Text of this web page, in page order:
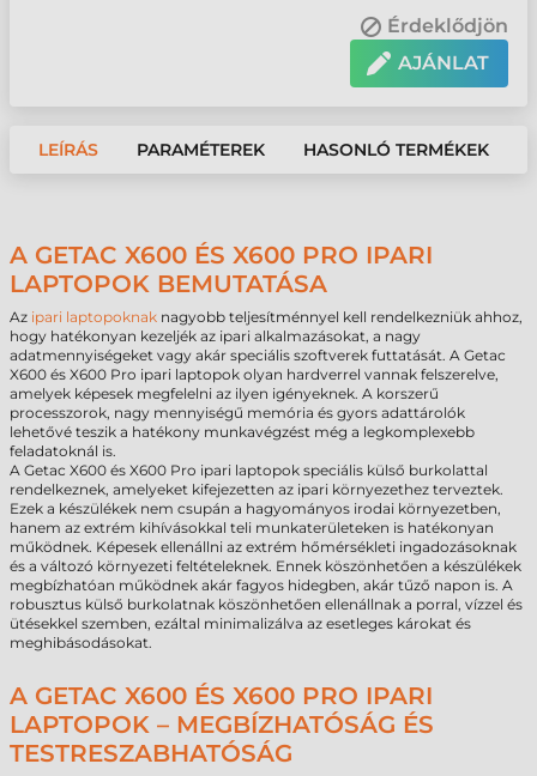
Érdeklődjön
AJÁNLAT
LEÍRÁS PARAMÉTEREK HASONLÓ TERMÉKEK
A GETAC X600 ÉS X600 PRO IPARI
LAPTOPOK BEMUTATÁSA
Az ipari laptopoknak nagyobb teljesítménnyel kell rendelkezniük ahhoz,
hogy hatékonyan kezeljék az ipari alkalmazásokat, a nagy
adatmennyiségeket vagy akár speciális szoftverek futtatását. A Getac
X600 és X600 Pro ipari laptopok olyan hardverrel vannak felszerelve,
amelyek képesek megfelelni az ilyen igényeknek. A korszerű
processzorok, nagy mennyiségű memória és gyors adattárolók
lehetővé teszik a hatékony munkavégzést még a legkomplexebb
feladatoknál is.
A Getac X600 és X600 Pro ipari laptopok speciális külső burkolattal
rendelkeznek, amelyeket kifejezetten az ipari környezethez terveztek.
Ezek a készülékek nem csupán a hagyományos irodai környezetben,
hanem az extrém kihívásokkal teli munkaterületeken is hatékonyan
működnek. Képesek ellenállni az extrém hőmérsékleti ingadozásoknak
és a változó környezeti feltételeknek. Ennek köszönhetően a készülékek
megbízhatóan működnek akár fagyos hidegben, akár tűző napon is. A
robusztus külső burkolatnak köszönhetően ellenállnak a porral, vízzel és
ütésekkel szemben, ezáltal minimalizálva az esetleges károkat és
meghibásodásokat.
A GETAC X600 ÉS X600 PRO IPARI
LAPTOPOK – MEGBÍZHATÓSÁG ÉS
TESTRESZABHATÓSÁG